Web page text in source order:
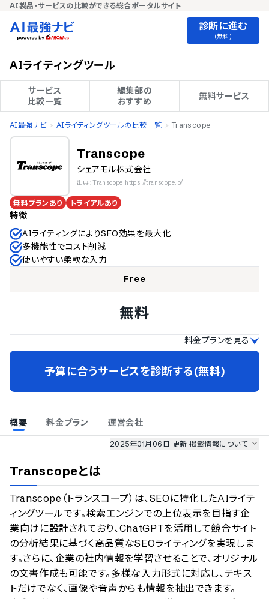
AI製品・サービスの比較ができる総合ポータルサイト
診断に進む
(無料)
AIライティングツール
サービス
比較一覧
編集部の
おすすめ
無料サービス
AI最強ナビ AIライティングツールの比較一覧 Transcope
Transcope
シェアモル株式会社
出典：Transcope https://transcope.io/
無料プランあり トライアルあり
特徴
AIライティングによりSEO効果を最大化
多機能性でコスト削減
使いやすい柔軟な入力
Free
無料
料金プランを見る
予算に合うサービスを診断する(無料)
概要 料金プラン 運営会社
2025年01月06日 更新掲載情報について
のサービスデータを参照しています。
情報更新者：AI最強ナビ 編集部 情報取得元 掲載修正依頼
Transcopeとは
Transcope（トランスコープ）は、SEOに特化したAIライテ
ィングツールです。検索エンジンでの上位表示を目指す企
業向けに設計されており、ChatGPTを活用して競合サイト
の分析結果に基づく高品質なSEOライティングを実現しま
す。さらに、企業の社内情報を学習させることで、オリジナル
の文書作成も可能です。多様な入力形式に対応し、テキス
トだけでなく、画像や音声からも情報を抽出できます。